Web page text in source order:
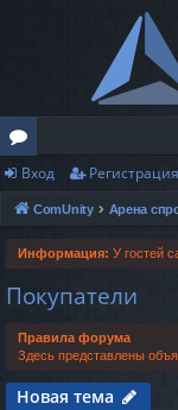
о
ру
м
ы
Вход Регистрация
ComUnity
Информация: У гостей
Покупатели
Правила форума
Здесь представлены
Новая тема